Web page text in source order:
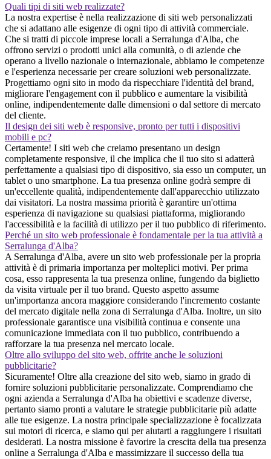
Quali tipi di siti web realizzate?
La nostra expertise è nella realizzazione di siti web personalizzati
che si adattano alle esigenze di ogni tipo di attività commerciale.
Che si tratti di piccole imprese locali a Serralunga d'Alba, che
offrono servizi o prodotti unici alla comunità, o di aziende che
operano a livello nazionale o internazionale, abbiamo le competenze
e l'esperienza necessarie per creare soluzioni web personalizzate.
Progettiamo ogni sito in modo da rispecchiare l'identità del brand,
migliorare l'engagement con il pubblico e aumentare la visibilità
online, indipendentemente dalle dimensioni o dal settore di mercato
del cliente.
Il design dei siti web è responsive, pronto per tutti i dispositivi
mobili e pc?
Certamente! I siti web che creiamo presentano un design
completamente responsive, il che implica che il tuo sito si adatterà
perfettamente a qualsiasi tipo di dispositivo, sia esso un computer, un
tablet o uno smartphone. La tua presenza online godrà sempre di
un'eccellente qualità, indipendentemente dall'apparecchio utilizzato
dai visitatori. La nostra massima priorità è garantire un'ottima
esperienza di navigazione su qualsiasi piattaforma, migliorando
l'accessibilità e la facilità di utilizzo per il tuo pubblico di riferimento.
Perché un sito web professionale è fondamentale per la tua attività a
Serralunga d'Alba?
A Serralunga d'Alba, avere un sito web professionale per la propria
attività è di primaria importanza per molteplici motivi. Per prima
cosa, esso rappresenta la tua presenza online, fungendo da biglietto
da visita virtuale per il tuo brand. Questo aspetto assume
un'importanza ancora maggiore considerando l'incremento costante
del mercato digitale nella zona di Serralunga d'Alba. Inoltre, un sito
professionale garantisce una visibilità continua e consente una
comunicazione immediata con il tuo pubblico, contribuendo a
rafforzare la tua presenza nel mercato locale.
Oltre allo sviluppo del sito web, offrite anche le soluzioni
pubblicitarie?
Sicuramente! Oltre alla creazione del sito web, siamo in grado di
fornire soluzioni pubblicitarie personalizzate. Comprendiamo che
ogni azienda a Serralunga d'Alba ha obiettivi e scadenze diverse,
pertanto siamo pronti a valutare le strategie pubblicitarie più adatte
alle tue esigenze. La nostra principale specializzazione è focalizzata
sui motori di ricerca, e siamo qui per aiutarti a raggiungere i risultati
desiderati. La nostra missione è favorire la crescita della tua presenza
online a Serralunga d'Alba e massimizzare il successo della tua